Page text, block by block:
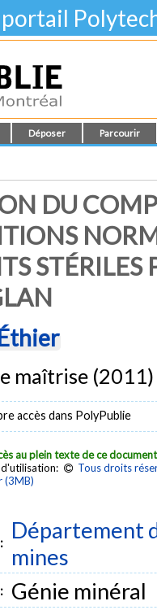
portail
Déposer Parcourir
DU
STÉRILES
maîtrise (2011)
accès dans PolyPublie
au plein texte de ce document
Tous droits
(3MB)
Département
mines
Génie minéral